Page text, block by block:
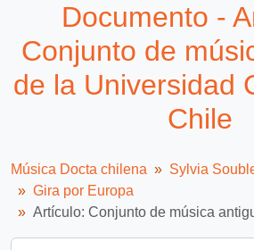
Documento -
Conjunto de
de la Universidad
Chile
Música Docta chilena
Sylvia
Gira por Europa
Artículo: Conjunto de música